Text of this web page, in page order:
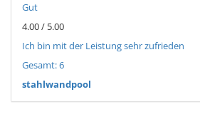
Gut
4.00 / 5.00
Ich bin mit der Leistung sehr zufrieden
Gesamt: 6
stahlwandpool